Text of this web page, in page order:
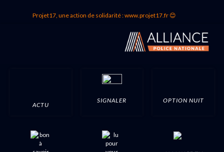
Projet17, une action de solidarité : www.projet17.fr 😊
ACTU
SIGNALER OPTION NUIT